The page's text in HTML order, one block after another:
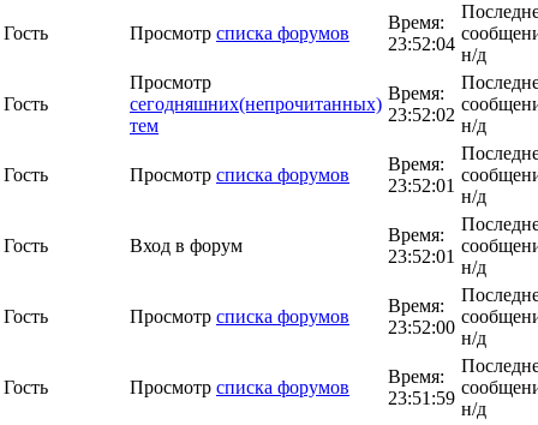
Гость Просмотр списка форумов
Время:
23:52:04
н/д
Гость
Просмотр
сегодняшних(непрочитанных)
тем
Время:
23:52:02
н/д
Гость Просмотр списка форумов
Время:
23:52:01
н/д
Гость Вход в форум
Время:
23:52:01
н/д
Гость Просмотр списка форумов
Время:
23:52:00
н/д
Гость Просмотр списка форумов
Время:
23:51:59
н/д